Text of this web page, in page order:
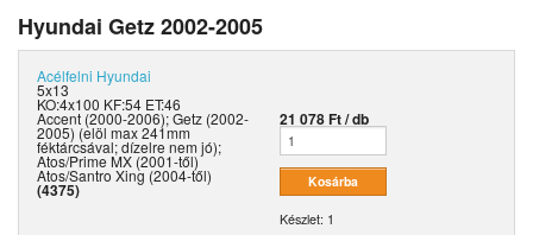
Hyundai Getz 2002-2005
Acélfelni Hyundai
5x13
KO:4x100 KF:54 ET:46
Accent (2000-2006); Getz (2002-
2005) (elöl max 241mm
féktárcsával; dízelre nem jó);
Atos/Prime MX (2001-től)
Atos/Santro Xing (2004-től)
(4375)
21 078 Ft / db
Készlet: 1